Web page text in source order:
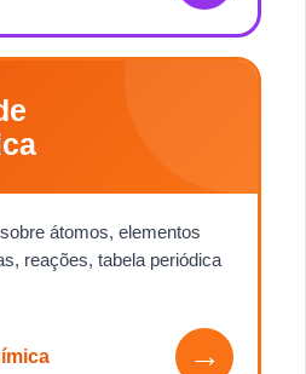
átomos, elementos
reações, tabela periódica
→